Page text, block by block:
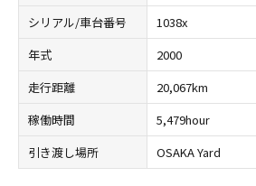
シリアル/車台番号
1038x
年式
2000
走行距離
20,067km
稼働時間
5,479hour
引き渡し場所
OSAKA Yard